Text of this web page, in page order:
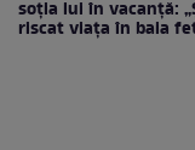
soția lui în vacanță:
riscat viața în baia